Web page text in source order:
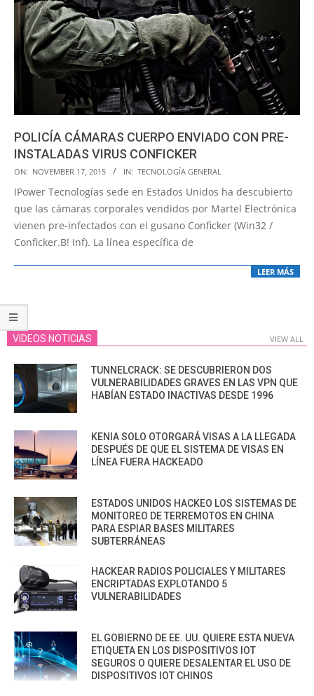
POLICÍA CÁMARAS CUERPO ENVIADO CON PRE-
INSTALADAS VIRUS CONFICKER
2015-
11-
17
ON: NOVEMBER 17, 2015 IN: TECNOLOGÍA GENERAL
IPower Tecnologías sede en Estados Unidos ha descubierto
que las cámaras corporales vendidos por Martel Electrónica
vienen pre-infectados con el gusano Conficker (Win32 /
Conficker.B! Inf). La línea específica de
LEER MÁS
VIDEOS NOTICIAS VIEW ALL
TUNNELCRACK: SE DESCUBRIERON DOS
VULNERABILIDADES GRAVES EN LAS VPN QUE
HABÍAN ESTADO INACTIVAS DESDE 1996
KENIA SOLO OTORGARÁ VISAS A LA LLEGADA
DESPUÉS DE QUE EL SISTEMA DE VISAS EN
LÍNEA FUERA HACKEADO
ESTADOS UNIDOS HACKEO LOS SISTEMAS DE
MONITOREO DE TERREMOTOS EN CHINA
PARA ESPIAR BASES MILITARES
SUBTERRÁNEAS
HACKEAR RADIOS POLICIALES Y MILITARES
ENCRIPTADAS EXPLOTANDO 5
VULNERABILIDADES
EL GOBIERNO DE EE. UU. QUIERE ESTA NUEVA
ETIQUETA EN LOS DISPOSITIVOS IOT
SEGUROS O QUIERE DESALENTAR EL USO DE
DISPOSITIVOS IOT CHINOS